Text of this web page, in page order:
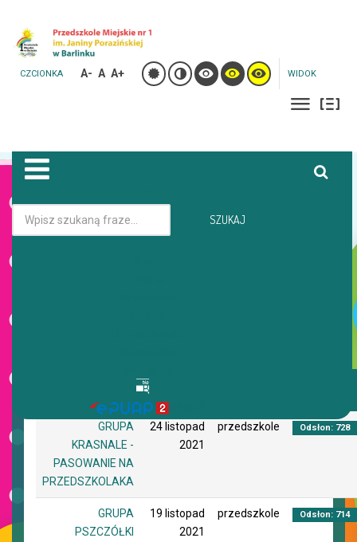
CZCIONKA A- A A+ WIDOK
SZUKAJ
BIP
Jesteś tutaj:Strona główna
Utworzono
GRUPA
KRASNALE -
PASOWANIE NA
PRZEDSZKOLAKA
24 listopad
2021
przedszkole Odsłon: 728
GRUPA
PSZCZÓŁKI
19 listopad
2021
przedszkole Odsłon: 714